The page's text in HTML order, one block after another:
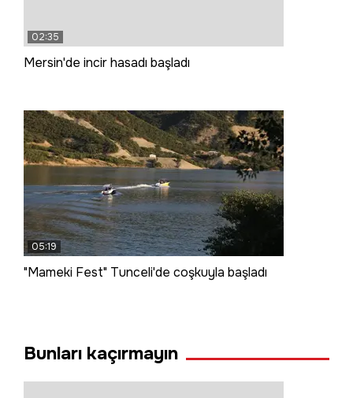
02:35
Mersin'de incir hasadı başladı
05:19
"Mameki Fest" Tunceli'de coşkuyla başladı
Bunları kaçırmayın